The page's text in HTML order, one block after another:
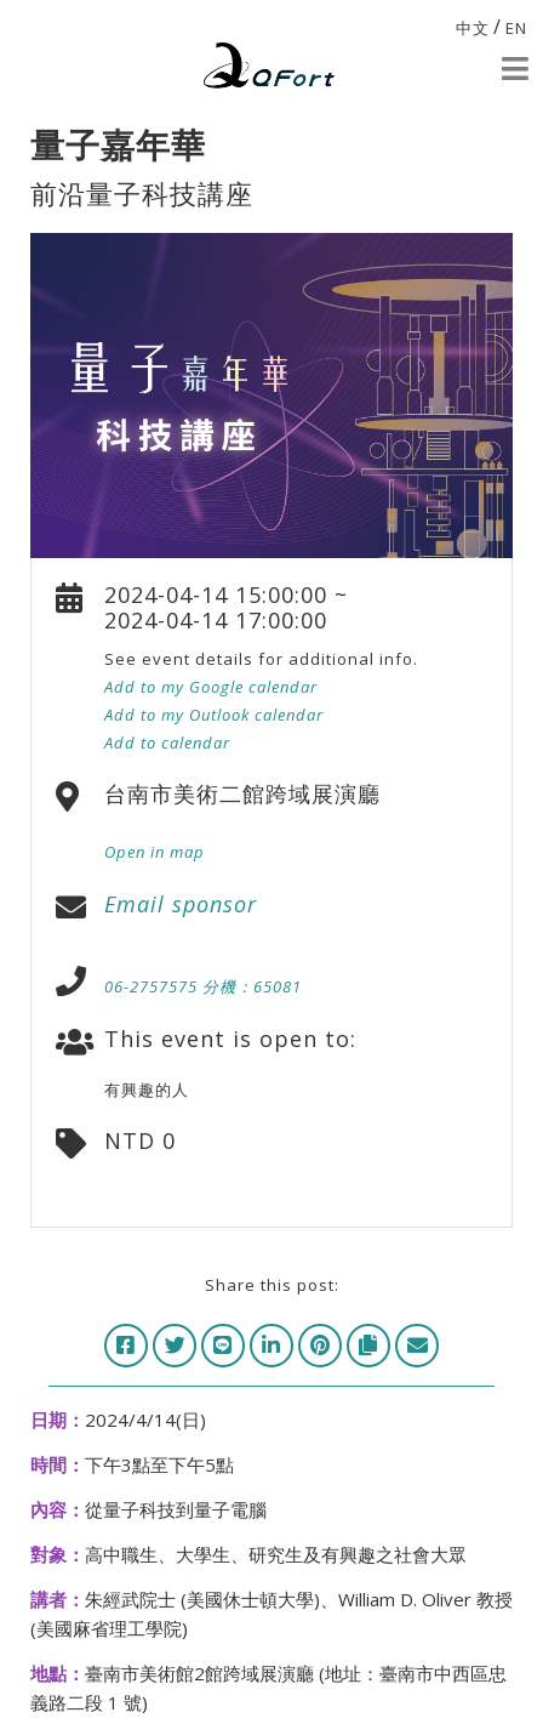
中文 / EN
量子嘉年華
前沿量子科技講座
2024-04-14 15:00:00 ~
2024-04-14 17:00:00
See event details for additional info.
Add to my Google calendar
Add to my Outlook calendar
Add to calendar
台南市美術二館跨域展演廳
Open in map
Email sponsor
06-2757575 分機：65081
This event is open to:
有興趣的人
NTD 0
Share this post:
日期： 2024/4/14(日)
時間： 下午3點至下午5點
內容： 從量子科技到量子電腦
對象： 高中職生、大學生、研究生及有興趣之社會大眾
講者： 朱經武院士 (美國休士頓大學)、William D. Oliver 教授
(美國麻省理工學院)
地點： 臺南市美術館2館跨域展演廳 (地址：臺南市中西區忠
義路二段 1 號)